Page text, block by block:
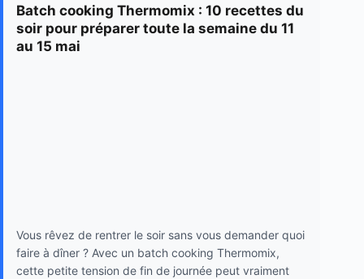
Batch cooking Thermomix : 10 recettes du
soir pour préparer toute la semaine du 11
au 15 mai
Vous rêvez de rentrer le soir sans vous demander quoi
faire à dîner ? Avec un batch cooking Thermomix,
cette petite tension de fin de journée peut vraiment